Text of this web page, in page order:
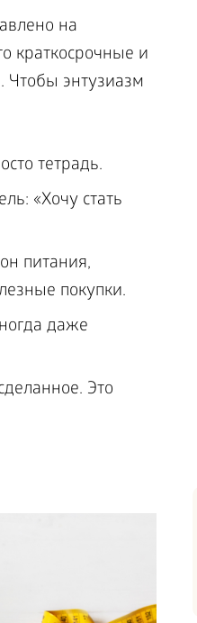
на
краткосрочные и
Чтобы энтузиазм
тетрадь.
«Хочу стать
питания,
покупки.
даже
Это